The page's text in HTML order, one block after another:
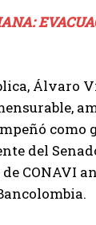
Álvaro
como
del
CONAVI